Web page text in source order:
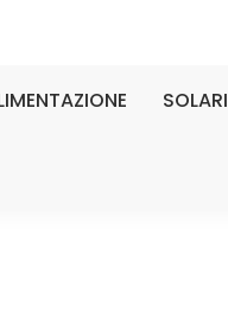
SOLARI